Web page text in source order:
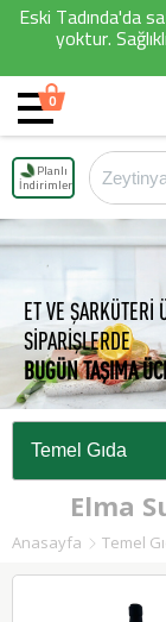
Eski Tadında'da
yoktur.
0
Planlı
İndirimler
ET VE ŞARKÜTERİ
SİPARİŞLERDE
BUGÜN TAŞIMA
Elma
Anasayfa Temel